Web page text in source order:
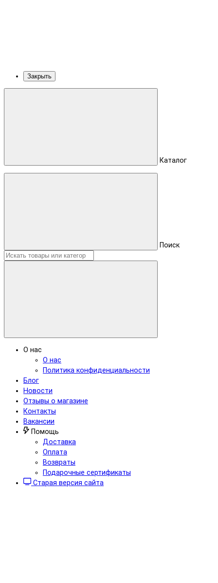
Закрыть
Каталог
Поиск
О нас
О нас
Политика конфиденциальности
Блог
Новости
Отзывы о магазине
Контакты
Вакансии
Помощь
Доставка
Оплата
Возвраты
Подарочные сертификаты
Старая версия сайта